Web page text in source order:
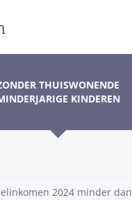
THUISWONENDE
KINDEREN
2024 minder dan